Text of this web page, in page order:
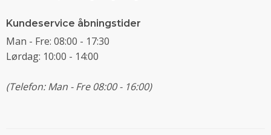
Kundeservice åbningstider
Man - Fre: 08:00 - 17:30
Lørdag: 10:00 - 14:00
(Telefon: Man - Fre 08:00 - 16:00)